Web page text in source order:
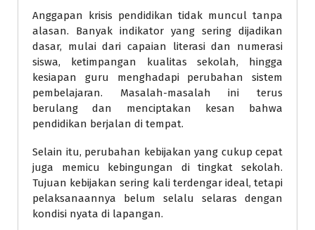
Anggapan krisis pendidikan tidak muncul tanpa
alasan. Banyak indikator yang sering dijadikan
dasar, mulai dari capaian literasi dan numerasi
siswa, ketimpangan kualitas sekolah, hingga
kesiapan guru menghadapi perubahan sistem
pembelajaran. Masalah-masalah ini terus
berulang dan menciptakan kesan bahwa
pendidikan berjalan di tempat.
Selain itu, perubahan kebijakan yang cukup cepat
juga memicu kebingungan di tingkat sekolah.
Tujuan kebijakan sering kali terdengar ideal, tetapi
pelaksanaannya belum selalu selaras dengan
kondisi nyata di lapangan.